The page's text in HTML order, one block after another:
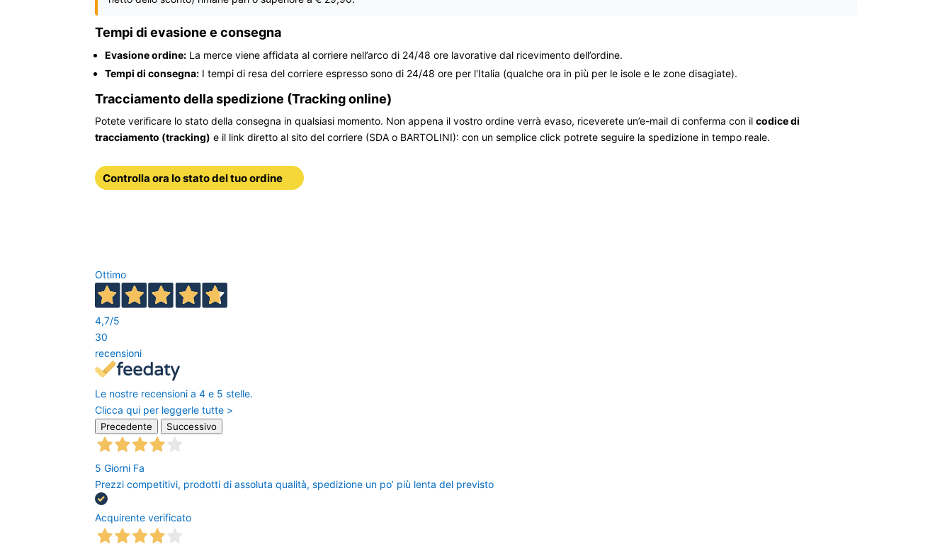
Tempi di evasione e consegna
Evasione ordine: La merce viene affidata al corriere nell’arco di 24/48 ore lavorative dal ricevimento dell’ordine.
Tempi di consegna: I tempi di resa del corriere espresso sono di 24/48 ore per l'Italia (qualche ora in più per le isole e le zone disagiate).
Tracciamento della spedizione (Tracking online)
Potete verificare lo stato della consegna in qualsiasi momento. Non appena il vostro ordine verrà evaso, riceverete un’e-mail di conferma con ilcodice di
tracciamento (tracking) e il link diretto al sito del corriere (SDA o BARTOLINI): con un semplice click potrete seguire la spedizione in tempo reale.
Controlla ora lo stato del tuo ordine
Ottimo
4,7/5
30
recensioni
Le nostre recensioni a 4 e 5 stelle.
Clicca qui per leggerle tutte >
Precedente Successivo
5 Giorni Fa
Prezzi competitivi, prodotti di assoluta qualità, spedizione un po’ più lenta del previsto
Acquirente verificato